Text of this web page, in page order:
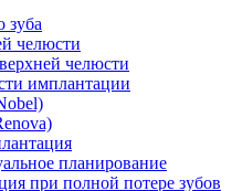
зуба
челюсти
челюсти
имплантации
планирование
при полной потере зубов